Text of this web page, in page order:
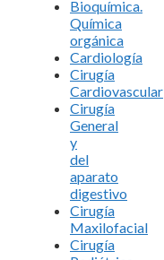
Bioquímica.
Química
orgánica
Cardiología
Cirugía
Cardiovascular
Cirugía
General
y
del
aparato
digestivo
Cirugía
Maxilofacial
Cirugía